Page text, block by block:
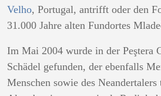
Velho, Portugal, antrifft oder den
31.000 Jahre alten Fundortes
Im Mai 2004 wurde in der Peştera
Schädel gefunden, der ebenfalls
Menschen sowie des